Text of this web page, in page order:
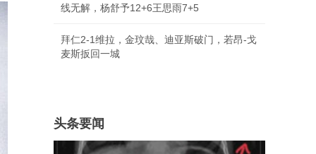
线无解，杨舒予12+6王思雨7+5
拜仁2-1维拉，金玟哉、迪亚斯破门，若昂-戈
麦斯扳回一城
头条要闻